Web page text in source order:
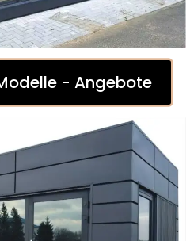
- Angebote